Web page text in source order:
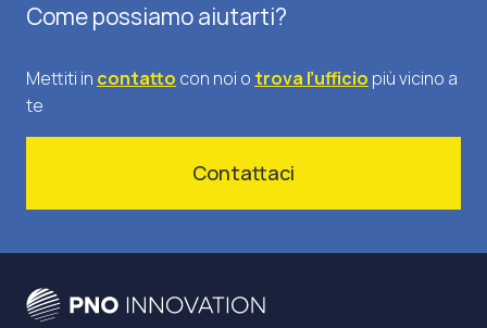
Come possiamo aiutarti?
Mettiti in contatto con noi o trova l’ufficio più vicino a
te
Contattaci